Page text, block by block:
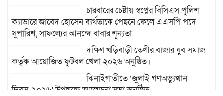
চারবারের চেষ্টায় স্বপ্নের বিসিএস পুলিশ
ক্যাডারে জাবেদ হোসেন ব্যর্থতাকে পেছনে ফেলে এএসপি পদে
সুপারিশ, সাফল্যের আনন্দে বাবার শূন্যতা
দক্ষিণ খড়িবাড়ী তেলীর বাজার যুব সমাজ
কর্তৃক আয়োজিত ফুটবল খেলা ২০২৬ অনুষ্ঠিত।
ঝিনাইগাতীতে ‘জুলাই গণঅভ্যুত্থান
দিবস-২০২৬’ উপলক্ষে আলোচনা সভা অনুষ্ঠিত